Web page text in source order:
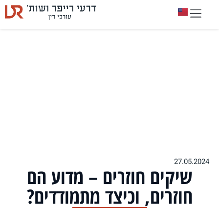
27.05.2024
שיקים חוזרים – מדוע הם
חוזרים, וכיצד מתמודדים?